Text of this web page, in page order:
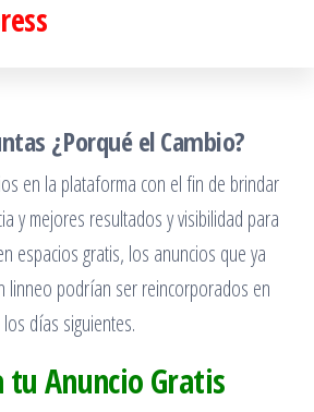
¿Porqué el Cambio?
en la plataforma con el fin de brindar
y mejores resultados y visibilidad para
espacios gratis, los anuncios que ya
linneo podrían ser reincorporados en
los días siguientes.
tu Anuncio Gratis